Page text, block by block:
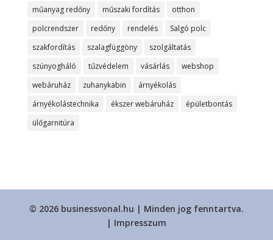
műanyag redőny
műszaki fordítás
otthon
polcrendszer
redőny rendelés
Salgó polc
szakfordítás
szalagfüggöny
szolgáltatás
szúnyogháló
tűzvédelem vásárlás
webshop
webáruház
zuhanykabin
árnyékolás
árnyékolástechnika
ékszer webáruház
épületbontás
ülőgarnitúra
© 2026 businessvonal.hu | Minden jog fenntartva.
| Impresszum